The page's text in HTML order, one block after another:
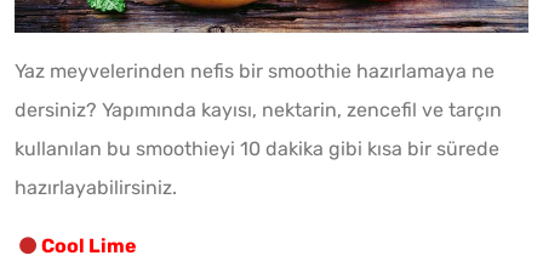
Yaz meyvelerinden nefis bir smoothie hazırlamaya ne
dersiniz? Yapımında kayısı, nektarin, zencefil ve tarçın
kullanılan bu smoothieyi 10 dakika gibi kısa bir sürede
hazırlayabilirsiniz.
Cool Lime